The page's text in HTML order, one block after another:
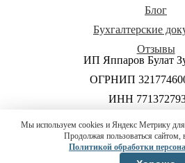
Я помогу вам разобраться!
Ольга Серебрякова
Блог
Бухгалтерские
Отзывы
ИП Яппаров Булат
ОГРНИП
ИНН
Согласие на обработку
Условия использования
Мы используем cookies и Яндекс Метрику для
Продолжая пользоваться сайтом,
Политикой обработки